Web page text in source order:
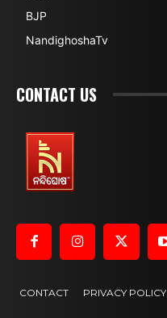
BJP
NandighoshaTv
CONTACT US
CONTACT PRIVACY POLICY